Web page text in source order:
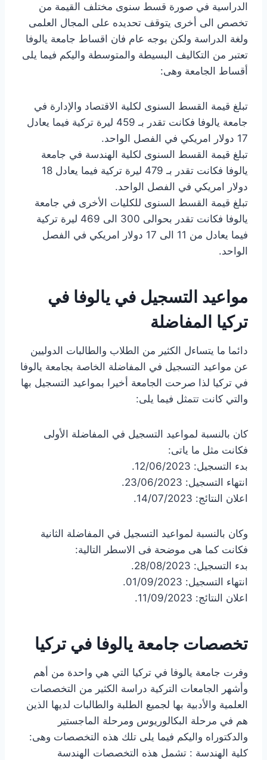
الدراسية في صورة قسط سنوى مختلف القيمة من
تخصص الى أخرى يتوقف تحديده على المجال العلمى
ولغة الدراسة ولكن بوجه عام فان اقساط جامعة يالوفا
تعتبر من التكاليف البسيطة والمتوسطة واليكم فيما يلى
أقساط الجامعة وهى:
تبلغ قيمة القسط السنوى لكلية الاقتصاد والإدارة في
جامعة يالوفا فكانت تقدر بـ 459 ليرة تركية فيما يعادل
17 دولار امريكي في الفصل الواحد.
تبلغ قيمة القسط السنوى لكلية الهندسة في جامعة
يالوفا فكانت تقدر بـ 479 ليرة تركية فيما يعادل 18
دولار امريكي في الفصل الواحد.
تبلغ قيمة القسط السنوى للكليات الأخرى في جامعة
يالوفا فكانت تقدر بحوالى 300 الى 469 ليرة تركية
فيما يعادل من 11 الى 17 دولار امريكي في الفصل
الواحد.
مواعيد التسجيل في يالوفا في
تركيا المفاضلة
دائما ما يتساءل الكثير من الطلاب والطالبات الدوليين
عن مواعيد التسجيل في المفاضلة الخاصة بجامعة يالوفا
في تركيا لذا صرحت الجامعة أخيرا بمواعيد التسجيل بها
والتي كانت تتمثل فيما يلى:
كان بالنسبة لمواعيد التسجيل في المفاضلة الأولى
فكانت مثل ما ياتى:
بدء التسجيل: 12/06/2023.
انتهاء التسجيل: 23/06/2023.
اعلان النتائج: 14/07/2023.
وكان بالنسبة لمواعيد التسجيل في المفاضلة الثانية
فكانت كما هى موضحة فى الاسطر التالية:
بدء التسجيل: 28/08/2023.
انتهاء التسجيل: 01/09/2023.
اعلان النتائج: 11/09/2023.
تخصصات جامعة يالوفا في تركيا
وفرت جامعة يالوفا في تركيا التي هي واحدة من أهم
وأشهر الجامعات التركية دراسة الكثير من التخصصات
العلمية والأدبية بها لجميع الطلبة والطالبات لديها الذين
هم في مرحلة البكالوريوس ومرحلة الماجستير
والدكتوراه واليكم فيما يلى تلك هذه التخصصات وهى:
كلية الهندسة : تشمل هذه التخصصات الهندسة